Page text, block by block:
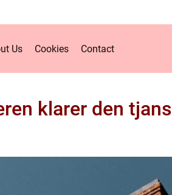
Us Cookies Contact
klarer den tjans